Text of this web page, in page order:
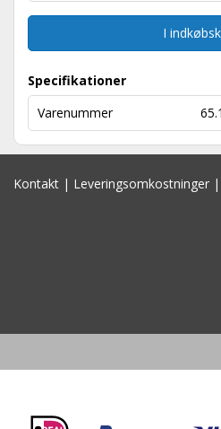
I
Specifikationer
Varenummer
Kontakt | Leveringsomkostninger |